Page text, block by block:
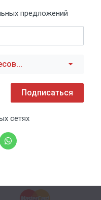
предложений
Подписаться
сетях